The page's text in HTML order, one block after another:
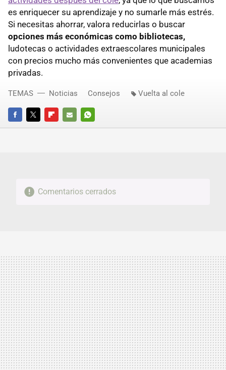
es enriquecer su aprendizaje y no sumarle más estrés.
Si necesitas ahorrar, valora reducirlas o buscar
opciones más económicas como bibliotecas,
ludotecas o actividades extraescolares municipales
con precios mucho más convenientes que academias
privadas.
FACEBOOKTWITTERFLIPBOARD
E-
WHATSAPP
TEMAS Noticias Consejos Vuelta al cole
Comentarios cerrados